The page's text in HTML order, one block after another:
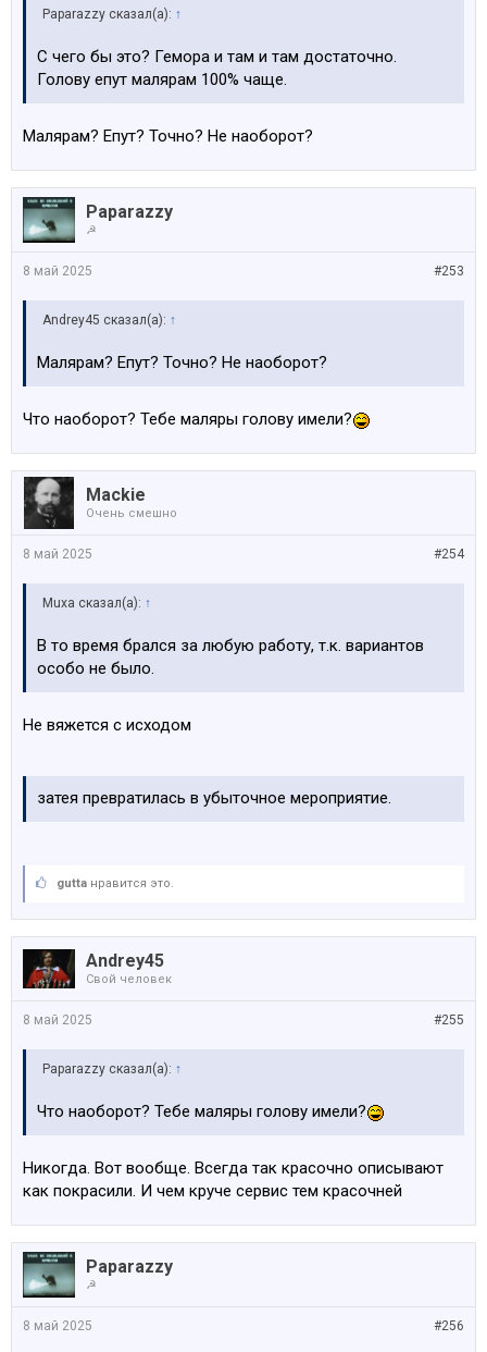
Paparazzy сказал(а): ↑
С чего бы это? Гемора и там и там достаточно.
Голову епут малярам 100% чаще.
Малярам? Епут? Точно? Не наоборот?
Paparazzy
☭
#253
8 май 2025
Andrey45 сказал(а): ↑
Малярам? Епут? Точно? Не наоборот?
Что наоборот? Тебе маляры голову имели?
Mackie
Очень смешно
#254
8 май 2025
Muxa сказал(а): ↑
В то время брался за любую работу, т.к. вариантов
особо не было.
Не вяжется с исходом
затея превратилась в убыточное мероприятие.
gutta нравится это.
Andrey45
Свой человек
#255
8 май 2025
Paparazzy сказал(а): ↑
Что наоборот? Тебе маляры голову имели?
Никогда. Вот вообще. Всегда так красочно описывают
как покрасили. И чем круче сервис тем красочней
Paparazzy
☭
#256
8 май 2025